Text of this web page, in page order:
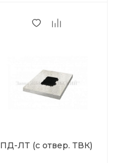
ПД-ЛТ (с отвер. ТВК)